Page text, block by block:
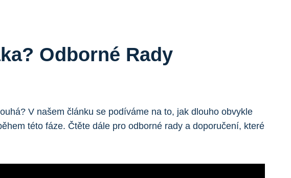
Odborné Rady
V našem článku se podíváme na to, jak dlouho obvykle
této fáze. Čtěte dále pro odborné rady a doporučení, které